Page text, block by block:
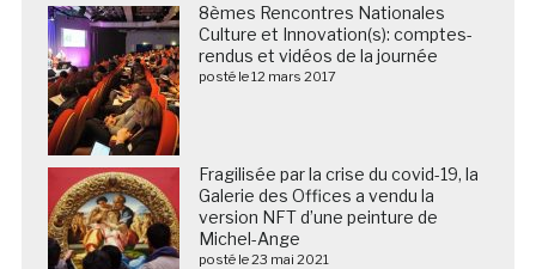
8èmes Rencontres Nationales
Culture et Innovation(s): comptes-
rendus et vidéos de la journée
posté le 12 mars 2017
Fragilisée par la crise du covid-19, la
Galerie des Offices a vendu la
version NFT d’une peinture de
Michel-Ange
posté le 23 mai 2021